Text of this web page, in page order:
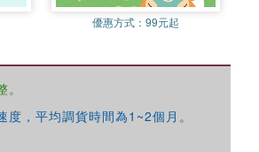
優惠方式：99元起
，平均調貨時間為1~2個月。